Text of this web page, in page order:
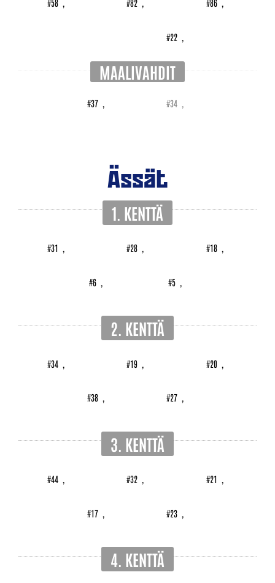
#58 #82 #86
#22
MAALIVAHDIT
#37 #34
Ässät
1. KENTTÄ
#31 #28 #18
#6 #5
2. KENTTÄ
#34 #19 #20
#38 #27
3. KENTTÄ
#44 #32 #21
#17 #23
4. KENTTÄ